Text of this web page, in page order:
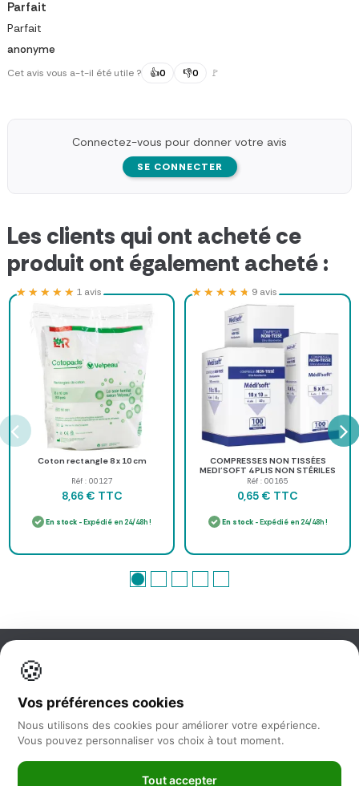
Parfait
Parfait
anonyme
Cet avis vous a-t-il été utile ? 👍0 👎0 🚩
Connectez-vous pour donner votre avis
SE CONNECTER
Les clients qui ont acheté ce
produit ont également acheté :
Coton rectangle 8 x 10 cm
Réf : 00127
★★★★★
★★★★★ 1 avis
8,66 € TTC
En stock - Expédié en 24/48h !
COMPRESSES NON TISSÉES
MEDI'SOFT 4 PLIS NON STÉRILES
MEDICLINIC - boîte de 100
Réf : 00165
★★★★★
★★★★★ 9 avis
0,65 € TTC
En stock- Expédié en 24/48h !
Information
Nos services
🍪
Vos préférences cookies
Nous utilisons des cookies pour améliorer votre expérience.
Vous pouvez personnaliser vos choix à tout moment.
Tout accepter